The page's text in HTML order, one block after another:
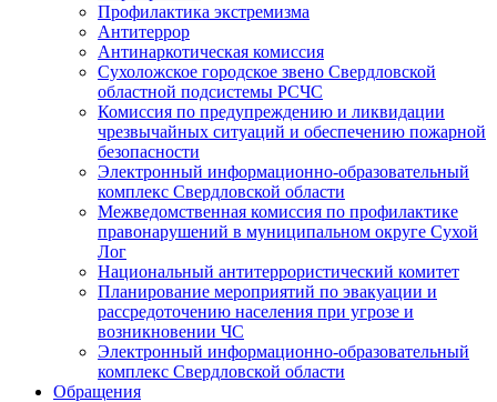
Профилактика экстремизма
Антитеррор
Антинаркотическая комиссия
Сухоложское городское звено Свердловской
областной подсистемы РСЧС
Комиссия по предупреждению и ликвидации
чрезвычайных ситуаций и обеспечению пожарной
безопасности
Электронный информационно-образовательный
комплекс Cвердловской области
Межведомственная комиссия по профилактике
правонарушений в муниципальном округе Сухой
Лог
Национальный антитеррористический комитет
Планирование мероприятий по эвакуации и
рассредоточению населения при угрозе и
возникновении ЧС
Электронный информационно-образовательный
комплекс Свердловской области
Обращения